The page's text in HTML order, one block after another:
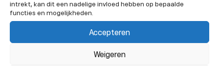
intrekt, kan dit een nadelige invloed hebben op bepaalde
functies en mogelijkheden.
Accepteren
Weigeren